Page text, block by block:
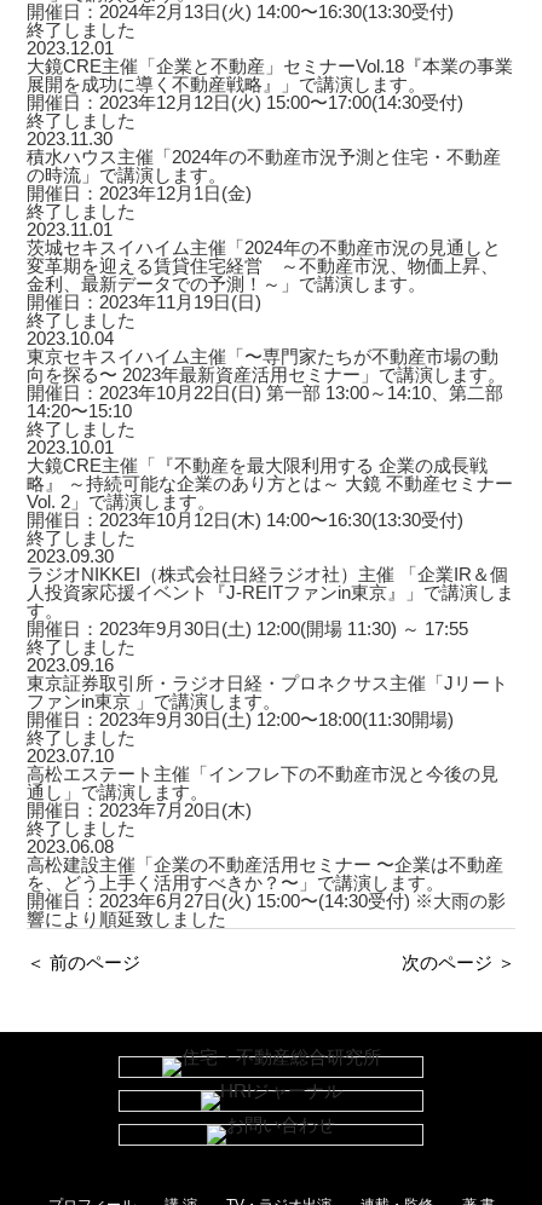
開催日：2024年2月13日(火) 14:00〜16:30(13:30受付)
終了しました
2023.12.01
大鏡CRE主催「企業と不動産」セミナーVol.18『本業の事業
展開を成功に導く不動産戦略』」で講演します。
開催日：2023年12月12日(火) 15:00〜17:00(14:30受付)
終了しました
2023.11.30
積水ハウス主催「2024年の不動産市況予測と住宅・不動産
の時流」で講演します。
開催日：2023年12月1日(金)
終了しました
2023.11.01
茨城セキスイハイム主催「2024年の不動産市況の見通しと
変革期を迎える賃貸住宅経営 ～不動産市況、物価上昇、
金利、最新データでの予測！～」で講演します。
開催日：2023年11月19日(日)
終了しました
2023.10.04
東京セキスイハイム主催「〜専門家たちが不動産市場の動
向を探る〜 2023年最新資産活用セミナー」で講演します。
開催日：2023年10月22日(日) 第一部 13:00～14:10、第二部
14:20〜15:10
終了しました
2023.10.01
大鏡CRE主催「『不動産を最大限利用する 企業の成長戦
略』 ～持続可能な企業のあり方とは～ 大鏡 不動産セミナー
Vol. 2」で講演します。
開催日：2023年10月12日(木) 14:00〜16:30(13:30受付)
終了しました
2023.09.30
ラジオNIKKEI（株式会社日経ラジオ社）主催 「企業IR＆個
人投資家応援イベント『J-REITファンin東京』」で講演しま
す。
開催日：2023年9月30日(土) 12:00(開場 11:30) ～ 17:55
終了しました
2023.09.16
東京証券取引所・ラジオ日経・プロネクサス主催「Jリート
ファンin東京 」で講演します。
開催日：2023年9月30日(土) 12:00〜18:00(11:30開場)
終了しました
2023.07.10
高松エステート主催「インフレ下の不動産市況と今後の見
通し」で講演します。
開催日：2023年7月20日(木)
終了しました
2023.06.08
高松建設主催「企業の不動産活用セミナー 〜企業は不動産
を、どう上手く活用すべきか？〜」で講演します。
開催日：2023年6月27日(火) 15:00〜(14:30受付) ※大雨の影
響により順延致しました
＜ 前のページ 次のページ ＞